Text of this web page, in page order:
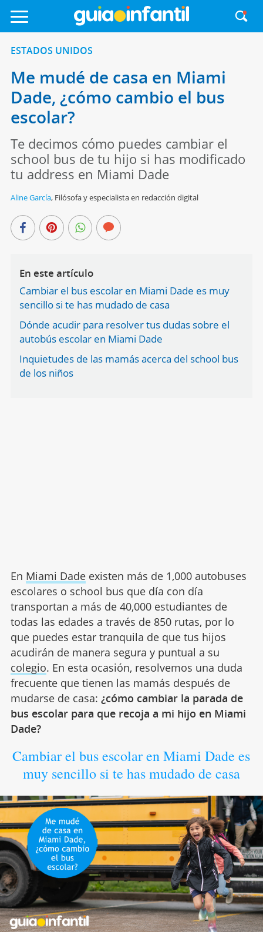
ESTADOS UNIDOS
Me mudé de casa en Miami
Dade, ¿cómo cambio el bus
escolar?
Te decimos cómo puedes cambiar el
school bus de tu hijo si has modificado
tu address en Miami Dade
Aline García, Filósofa y especialista en redacción digital
En este artículo
Cambiar el bus escolar en Miami Dade es muy
sencillo si te has mudado de casa
Dónde acudir para resolver tus dudas sobre el
autobús escolar en Miami Dade
Inquietudes de las mamás acerca del school bus
de los niños
En Miami Dadeexisten más de 1,000 autobuses
escolares o school bus que día con día
transportan a más de 40,000 estudiantes de
todas las edades a través de 850 rutas, por lo
que puedes estar tranquila de que tus hijos
acudirán de manera segura y puntual a su
colegio. En esta ocasión, resolvemos una duda
frecuente que tienen las mamás después de
mudarse de casa: ¿cómo cambiar la parada de
bus escolar para que recoja a mi hijo en Miami
Dade?
Cambiar el bus escolar en Miami Dade es
muy sencillo si te has mudado de casa